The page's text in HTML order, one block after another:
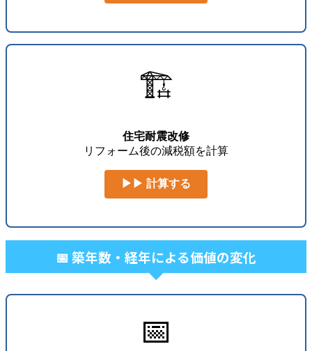
🏗️
住宅耐震改修
リフォーム後の減税額を計算
▶▶ 計算する
📅 築年数・経年による価値の変化
📅